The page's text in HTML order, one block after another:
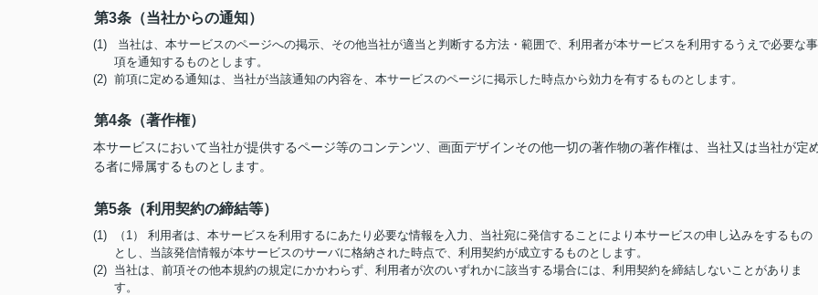
第3条（当社からの通知）
(1) 当社は、本サービスのページへの掲示、その他当社が適当と判断する方法・範囲で、利用者が本サービスを利用するうえで必要な事
項を通知するものとします。
(2) 前項に定める通知は、当社が当該通知の内容を、本サービスのページに掲示した時点から効力を有するものとします。
第4条（著作権）
本サービスにおいて当社が提供するページ等のコンテンツ、画面デザインその他一切の著作物の著作権は、当社又は当社が定
る者に帰属するものとします。
第5条（利用契約の締結等）
(1) （1） 利用者は、本サービスを利用するにあたり必要な情報を入力、当社宛に発信することにより本サービスの申し込みをするもの
とし、当該発信情報が本サービスのサーバに格納された時点で、利用契約が成立するものとします。
(2) 当社は、前項その他本規約の規定にかかわらず、利用者が次のいずれかに該当する場合には、利用契約を締結しないことがありま
す。